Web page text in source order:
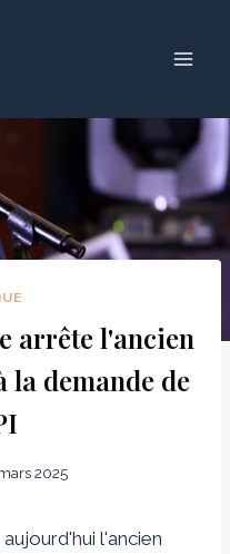
arrête l'ancien
la demande de
2025
l'ancien